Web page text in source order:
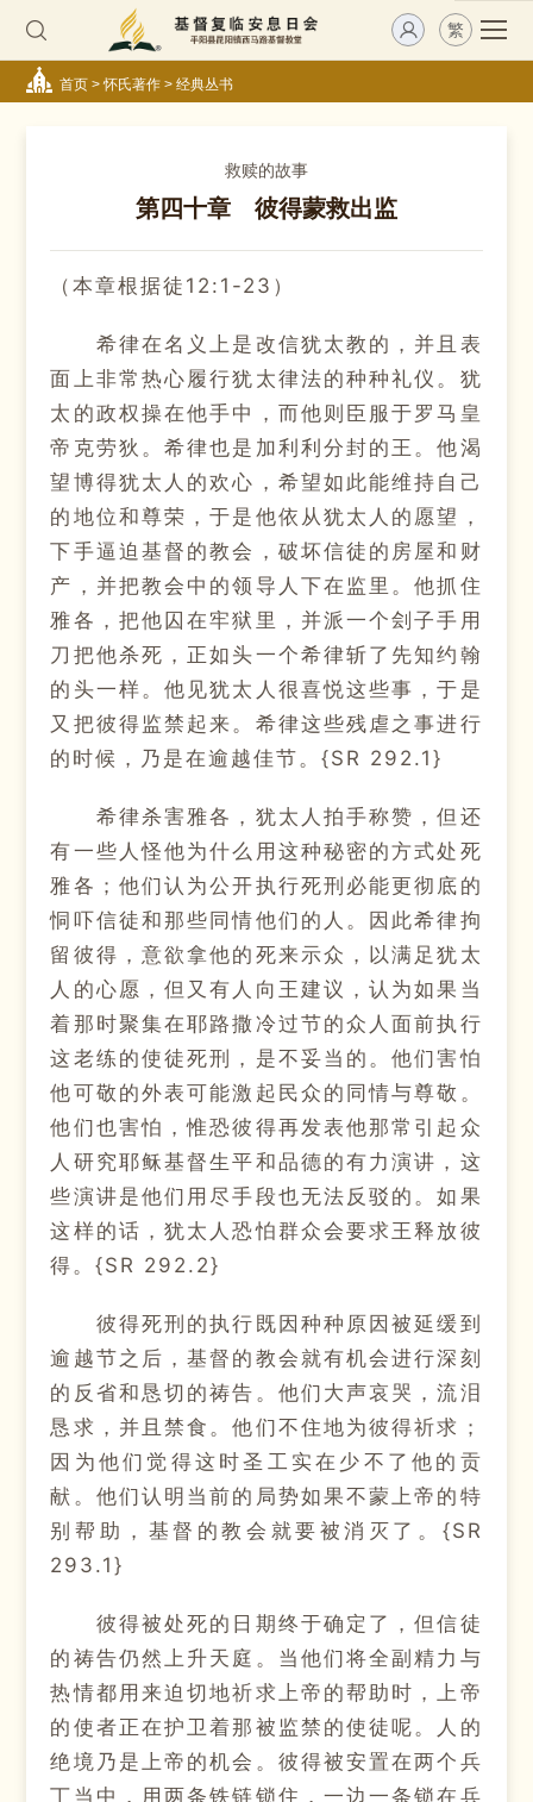
繁
首页>怀氏著作> 经典丛书
救赎的故事
第四十章 彼得蒙救出监
（本章根据徒12:1-23）
希律在名义上是改信犹太教的，并且表
面上非常热心履行犹太律法的种种礼仪。犹
太的政权操在他手中，而他则臣服于罗马皇
帝克劳狄。希律也是加利利分封的王。他渴
望博得犹太人的欢心，希望如此能维持自己
的地位和尊荣，于是他依从犹太人的愿望，
下手逼迫基督的教会，破坏信徒的房屋和财
产，并把教会中的领导人下在监里。他抓住
雅各，把他囚在牢狱里，并派一个刽子手用
刀把他杀死，正如头一个希律斩了先知约翰
的头一样。他见犹太人很喜悦这些事，于是
又把彼得监禁起来。希律这些残虐之事进行
的时候，乃是在逾越佳节。{SR 292.1}
希律杀害雅各，犹太人拍手称赞，但还
有一些人怪他为什么用这种秘密的方式处死
雅各；他们认为公开执行死刑必能更彻底的
恫吓信徒和那些同情他们的人。因此希律拘
留彼得，意欲拿他的死来示众，以满足犹太
人的心愿，但又有人向王建议，认为如果当
着那时聚集在耶路撒冷过节的众人面前执行
这老练的使徒死刑，是不妥当的。他们害怕
他可敬的外表可能激起民众的同情与尊敬。
他们也害怕，惟恐彼得再发表他那常引起众
人研究耶稣基督生平和品德的有力演讲，这
些演讲是他们用尽手段也无法反驳的。如果
这样的话，犹太人恐怕群众会要求王释放彼
得。{SR 292.2}
彼得死刑的执行既因种种原因被延缓到
逾越节之后，基督的教会就有机会进行深刻
的反省和恳切的祷告。他们大声哀哭，流泪
恳求，并且禁食。他们不住地为彼得祈求；
因为他们觉得这时圣工实在少不了他的贡
献。他们认明当前的局势如果不蒙上帝的特
别帮助，基督的教会就要被消灭了。{SR
293.1}
彼得被处死的日期终于确定了，但信徒
的祷告仍然上升天庭。当他们将全副精力与
热情都用来迫切地祈求上帝的帮助时，上帝
的使者正在护卫着那被监禁的使徒呢。人的
绝境乃是上帝的机会。彼得被安置在两个兵
丁当中，用两条铁链锁住，一边一条锁在兵